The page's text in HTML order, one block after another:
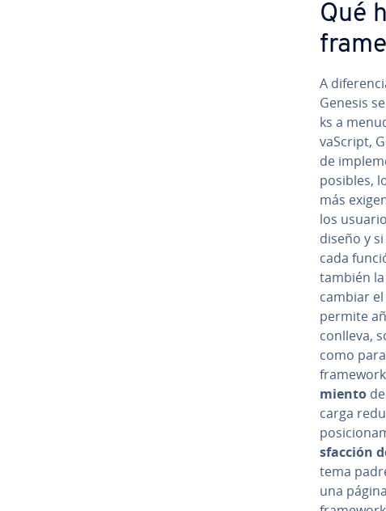
Qué
A
Genesis
ks a
va­S­cri­pt,
de
posibles,
más
los
diseño y
cada
también
cambiar
permite
conlleva,
como
mie­n­to
carga
s­fa­c­ción
tema
una